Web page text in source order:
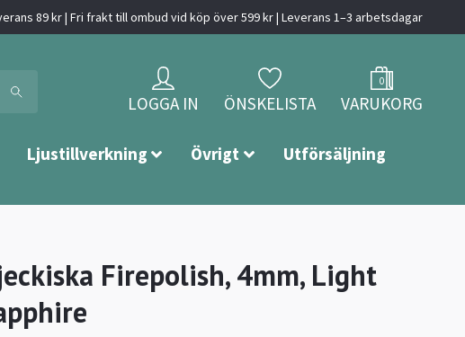
89 kr | Fri frakt till ombud vid köp över 599 kr | Leverans 1–3 arbetsdagar
LOGGA IN ÖNSKELISTA
0
VARUKORG
Ljustillverkning Övrigt Utförsäljning
Firepolish, 4mm, Light